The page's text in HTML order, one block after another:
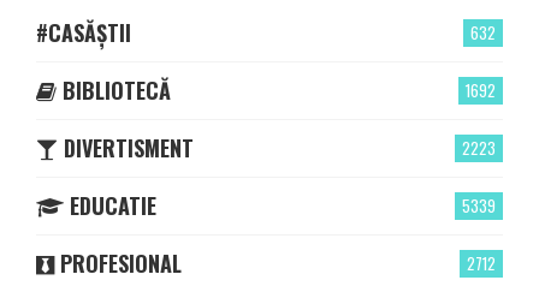
632
#CASĂȘTII
1692
BIBLIOTECĂ
2223
DIVERTISMENT
5339
EDUCATIE
2712
PROFESIONAL